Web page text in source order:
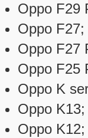
Oppo F29
Oppo F27;
Oppo F27
Oppo F25
Oppo K
Oppo K13;
Oppo K12;